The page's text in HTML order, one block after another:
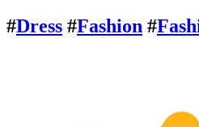
#Dress #Fashion #